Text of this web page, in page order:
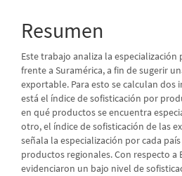
Resumen
Este trabajo analiza la
frente a Suramérica, a fin de sugerir
exportable. Para esto se calculan dos
está el índice de sofisticación por
en qué productos se encuentra
otro, el índice de sofisticación de las
señala la especialización por cada
productos regionales. Con respecto a
evidenciaron un bajo nivel de